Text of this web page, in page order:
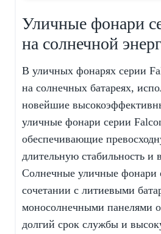
Уличные фонари
на солнечной
В уличных фонарях серии
на солнечных батареях,
новейшие
уличные фонари серии
обеспечивающие
длительную стабильность и
Солнечные уличные фонари
сочетании с литиевыми
моносолнечными панелями
долгий срок службы и